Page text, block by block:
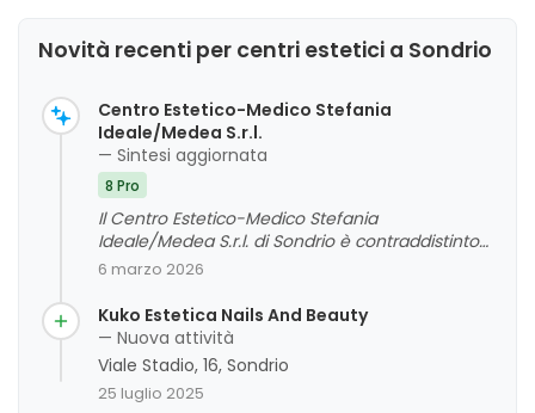
Novità recenti per centri estetici a Sondrio
Centro Estetico-Medico Stefania
Ideale/Medea S.r.l.
— Sintesi aggiornata
8 Pro
Il Centro Estetico-Medico Stefania
Ideale/Medea S.r.l. di Sondrio è contraddistinto
da un'ampia soddisfazione della clientela, che
competenza e la cortesia dello staff, con un
giudizio complessivo molto positivo. I clienti
evidenziano inoltre l'ottimo rapporto qualità-
prezzo e l'ambiente accogliente. Non emergono
criticità rilevanti, e l'attività si distingue per la
6 marzo 2026
Kuko Estetica Nails And Beauty
— Nuova attività
Viale Stadio, 16, Sondrio
25 luglio 2025